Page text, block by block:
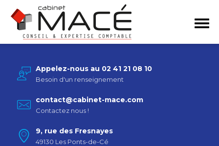
Appelez-nous au 02 41 21 08 10
Besoin d'un renseignement
contact@cabinet-mace.com
Contactez nous !
9, rue des Fresnayes
49130 Les Ponts-de-Cé